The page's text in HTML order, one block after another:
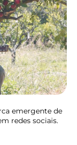
emergente de
redes sociais.